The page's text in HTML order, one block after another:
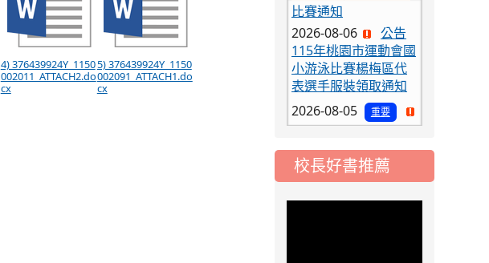
4) 376439924Y_1150
002011_ATTACH2.do
cx
5) 376439924Y_1150
002091_ATTACH1.do
cx
2026-08-06
115年桃園市運動會國
小游泳比賽楊梅區代
表選手服裝領取通知
2026-08-05
重要
115學年度課後照顧
服務班教師甄選簡章
2026-08-03
重要
115學年度一、三、
五年級常態編班結果
校長好書推薦